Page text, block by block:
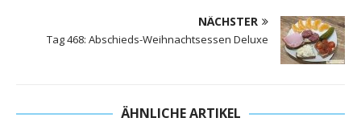
NÄCHSTER
Tag 468: Abschieds-Weihnachtsessen Deluxe
ÄHNLICHE ARTIKEL